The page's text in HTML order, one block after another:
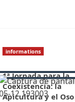
informations
1ª Jornada para la
Coexistencia: la
Apicultura y el